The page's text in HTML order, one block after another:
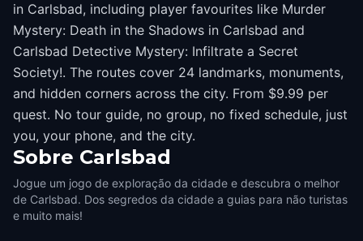
in Carlsbad, including player favourites like Murder
Mystery: Death in the Shadows in Carlsbad and
Carlsbad Detective Mystery: Infiltrate a Secret
Society!. The routes cover 24 landmarks, monuments,
and hidden corners across the city. From $9.99 per
quest. No tour guide, no group, no fixed schedule, just
you, your phone, and the city.
Sobre Carlsbad
Jogue um jogo de exploração da cidade e descubra o melhor
de Carlsbad. Dos segredos da cidade a guias para não turistas
e muito mais!